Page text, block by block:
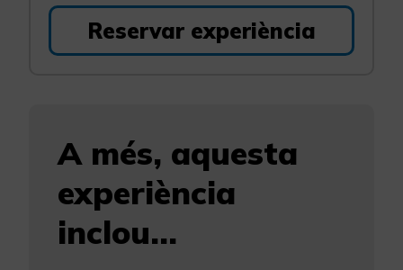
Reservar experiència
A més, aquesta
experiència
inclou...